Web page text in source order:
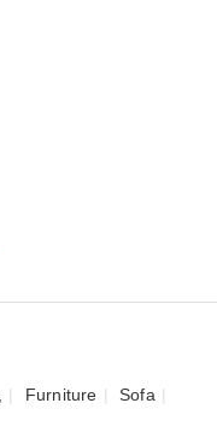
Furniture
Sofa